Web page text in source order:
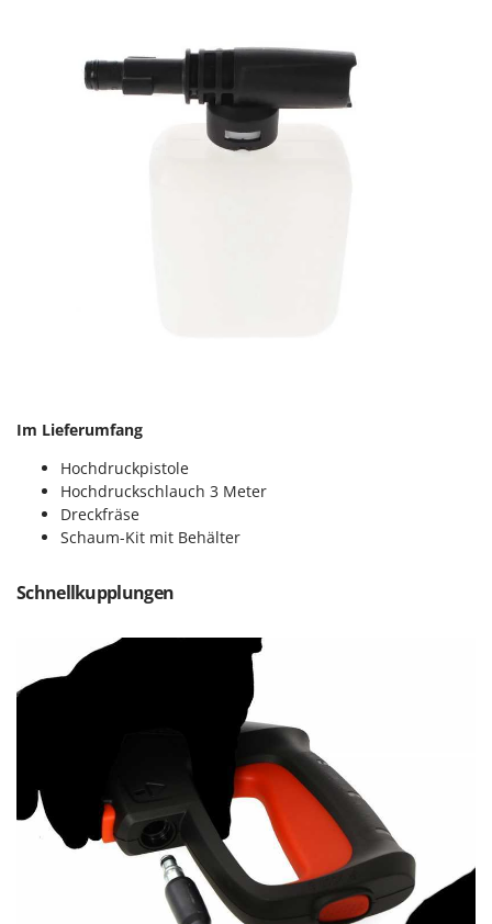
Marina Systems
Master
MTD
New O.M.R.A.
Ninja
Novatec
Novital
Officine Savioli
Oliviero
Im Lieferumfang
Hochdruckpistole
Hochdruckschlauch 3 Meter
Dreckfräse
Schaum-Kit mit Behälter
Schnellkupplungen